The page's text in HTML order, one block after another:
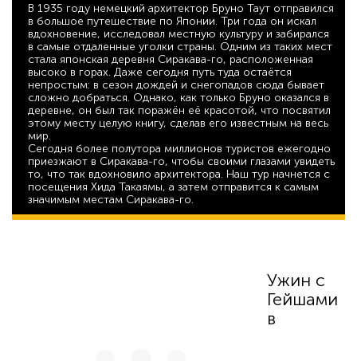
В 1935 году немецкий архитектор Бруно Таут отправился
в большое путешествие по Японии. Три года он искал
вдохновение, исследовал местную культуру и забирался
в самые отдаленные уголки страны. Одним из таких мест
стала японская деревня Сиракава-го, расположенная
высоко в горах. Даже сегодня путь туда остаётся
непростым: в сезон дождей и снегопадов сюда бывает
сложно добраться. Однако, как только Бруно оказался в
деревне, он был так поражён её красотой, что посвятил
этому месту целую книгу, сделав его известным на весь
мир.
Сегодня более полутора миллионов туристов ежегодно
приезжают в Сиракава-го, чтобы своими глазами увидеть
то, что так вдохновило архитектора. Наш тур начнется с
посещения Хида Такаямы, а затем отправится к самым
значимым местам Сиракава-го.
Ужин с
Гейшами
в